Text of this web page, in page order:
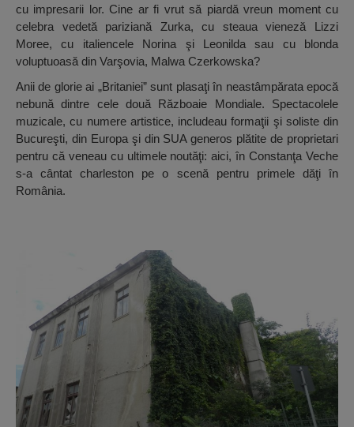
cu impresarii lor. Cine ar fi vrut să piardă vreun moment cu
celebra vedetă pariziană Zurka, cu steaua vieneză Lizzi
Moree, cu italiencele Norina şi Leonilda sau cu blonda
voluptuoasă din Varşovia, Malwa Czerkowska?
Anii de glorie ai „Britaniei” sunt plasaţi în neastâmpărata epocă
nebună dintre cele două Războaie Mondiale. Spectacolele
muzicale, cu numere artistice, includeau formaţii şi soliste din
Bucureşti, din Europa şi din SUA generos plătite de proprietari
pentru că veneau cu ultimele noutăţi: aici, în Constanţa Veche
s-a cântat charleston pe o scenă pentru primele dăţi în
România.